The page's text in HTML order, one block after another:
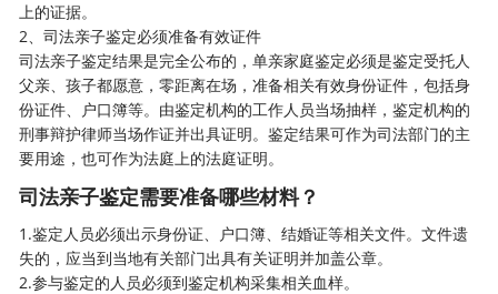
上的证据。
2、司法亲子鉴定必须准备有效证件
司法亲子鉴定结果是完全公布的，单亲家庭鉴定必须是鉴定受托人
父亲、孩子都愿意，零距离在场，准备相关有效身份证件，包括身
份证件、户口簿等。由鉴定机构的工作人员当场抽样，鉴定机构的
刑事辩护律师当场作证并出具证明。鉴定结果可作为司法部门的主
要用途，也可作为法庭上的法庭证明。
司法亲子鉴定需要准备哪些材料？
1.鉴定人员必须出示身份证、户口簿、结婚证等相关文件。文件遗
失的，应当到当地有关部门出具有关证明并加盖公章。
2.参与鉴定的人员必须到鉴定机构采集相关血样。